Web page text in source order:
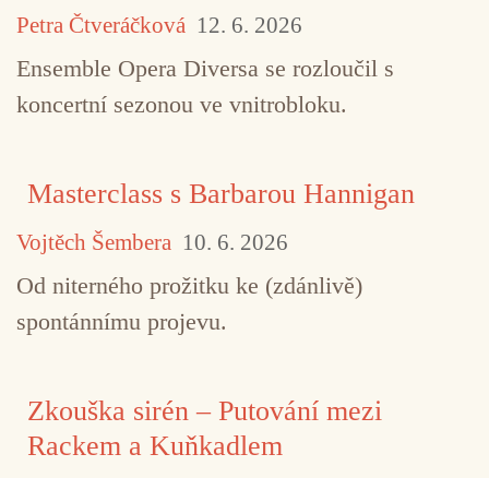
Petra Čtveráčková 12. 6. 2026
Ensemble Opera Diversa se rozloučil s
koncertní sezonou ve vnitrobloku.
Masterclass s Barbarou Hannigan
Vojtěch Šembera 10. 6. 2026
Od niterného prožitku ke (zdánlivě)
spontánnímu projevu.
Zkouška sirén – Putování mezi
Rackem a Kuňkadlem